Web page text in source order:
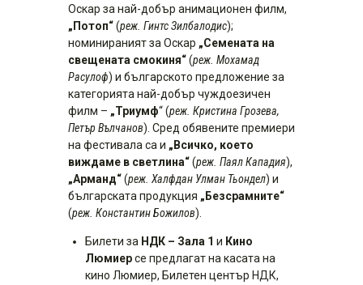
Оскар за най-добър анимационен филм,
„Потоп“(реж. Гинтс Зилбалодис);
номинираният за Оскар „Семената на
свещената смокиня“(реж. Мохамад
Расулоф) и българското предложение за
категорията най-добър чуждоезичен
филм – „Триумф“ (реж. Кристина Грозева,
Петър Вълчанов). Сред обявените премиери
на фестивала са и „Всичко, което
виждаме в светлина“(реж. Паял Кападия),
„Арманд“(реж. Халфдан Улман Тьондел) и
българската продукция „Безсрамните“
(реж. Константин Божилов).
Билети за НДК – Зала 1 и Кино
Люмиерсе предлагат на касата на
кино Люмиер, Билетен център НДК,